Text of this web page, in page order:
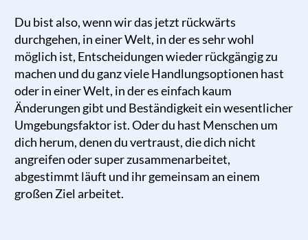
Du bist also, wenn wir das jetzt rückwärts
durchgehen, in einer Welt, in der es sehr wohl
möglich ist, Entscheidungen wieder rückgängig zu
machen und du ganz viele Handlungsoptionen hast
oder in einer Welt, in der es einfach kaum
Änderungen gibt und Beständigkeit ein wesentlicher
Umgebungsfaktor ist. Oder du hast Menschen um
dich herum, denen du vertraust, die dich nicht
angreifen oder super zusammenarbeitet,
abgestimmt läuft und ihr gemeinsam an einem
großen Ziel arbeitet.